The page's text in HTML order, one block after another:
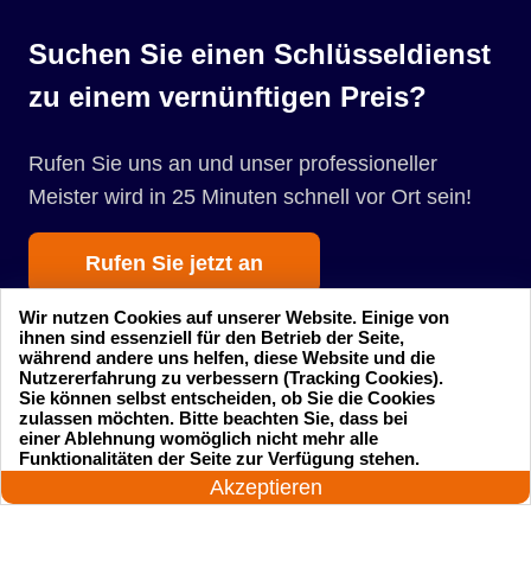
Suchen Sie einen Schlüsseldienst
zu einem vernünftigen Preis?
Rufen Sie uns an und unser professioneller
Meister wird in 25 Minuten schnell vor Ort sein!
Rufen Sie jetzt an
Startseite Einsatzgebiete
Preise
24 Stunden am Tag
Akzeptieren
Wir nutzen Cookies auf unserer Website. Einige von
ihnen sind essenziell für den Betrieb der Seite,
während andere uns helfen, diese Website und die
Nutzererfahrung zu verbessern (Tracking Cookies).
Sie können selbst entscheiden, ob Sie die Cookies
zulassen möchten. Bitte beachten Sie, dass bei
einer Ablehnung womöglich nicht mehr alle
Funktionalitäten der Seite zur Verfügung stehen.